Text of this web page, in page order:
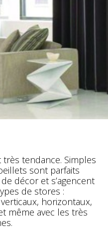
tendance. Simples
sont parfaits
décor et s’agencent
de stores :
horizontaux,
même avec les très